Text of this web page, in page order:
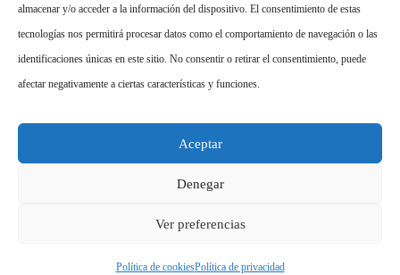
almacenar y/o acceder a la información del dispositivo. El consentimiento de estas
tecnologías nos permitirá procesar datos como el comportamiento de navegación o las
identificaciones únicas en este sitio. No consentir o retirar el consentimiento, puede
afectar negativamente a ciertas características y funciones.
Aceptar
Denegar
Ver preferencias
Política de cookiesPolítica de privacidad
Información
Aviso legal
Política de privacidad
Más información sobre las cookies